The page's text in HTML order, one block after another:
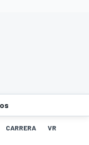
CARRERA VR